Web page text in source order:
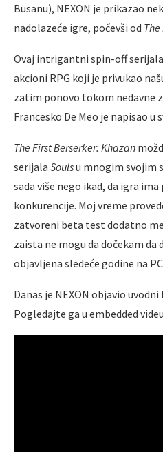
Busanu), NEXON je prikazao
nadolazeće igre, počevši od
Ovaj intrigantni spin-off serijala
akcioni RPG koji je privukao
zatim ponovo tokom nedavne
Francesko De Meo je napisao
The First Berserker: Khazan
serijala Soulsu mnogim svojim
sada više nego ikad, da igra
konkurencije. Moj vreme
zatvoreni beta test dodatno
zaista ne mogu da dočekam da
objavljena sledeće godine na
Danas je NEXON objavio
Pogledajte ga u embedded